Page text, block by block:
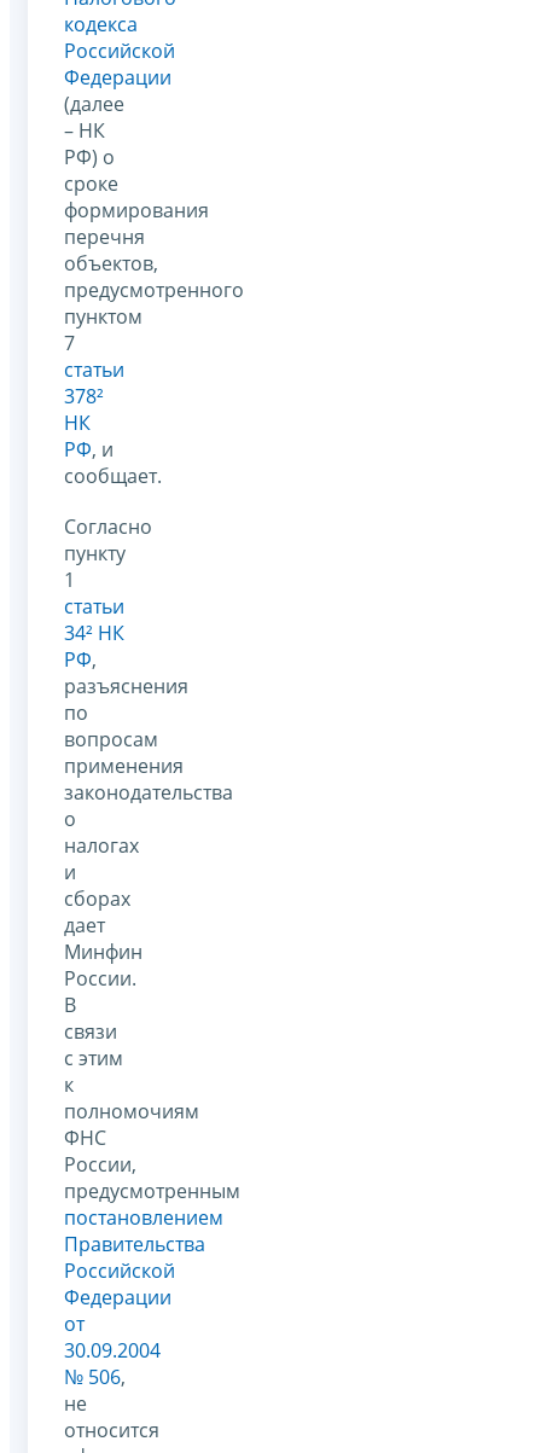
кодекса
Российской
Федерации
(далее
– НК
РФ) о
сроке
формирования
перечня
объектов,
предусмотренного
пунктом
7
статьи
378²
НК
РФ, и
сообщает.
Согласно
пункту
1
статьи
34² НК
РФ,
разъяснения
по
вопросам
применения
законодательства
о
налогах
и
сборах
дает
Минфин
России.
В
связи
с этим
к
полномочиям
ФНС
России,
предусмотренным
постановлением
Правительства
Российской
Федерации
от
30.09.2004
№ 506,
не
относится